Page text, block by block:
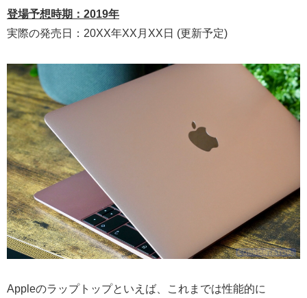
登場予想時期：2019年
実際の発売日：20XX年XX月XX日 (更新予定)
Appleのラップトップといえば、これまでは性能的に